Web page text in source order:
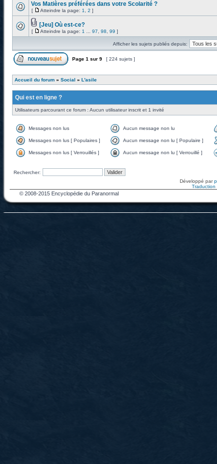
Vos Matières préférées dans votre Scolarité ?
[ Atteindre la page: 1 2 ]
[Jeu] Où est-ce?
[ Atteindre la page: 1 97 98 99 ]
Afficher les sujets publiés depuis:
Page 1 sur 9 [ 224 sujets ]
Accueil du forum » Social » L'asile
Qui est en ligne ?
Utilisateurs parcourant ce forum : Aucun utilisateur inscrit et 1 invité
Messages non lus Aucun message non lu
Messages non lus [ Populaires ] Aucun message non lu [ Populaire ]
Messages non lus [ Verrouillés ] Aucun message non lu [ Verrouillé ]
Rechercher:
Développé par
Traduction
© 2008-2015 Encyclopédie du Paranormal